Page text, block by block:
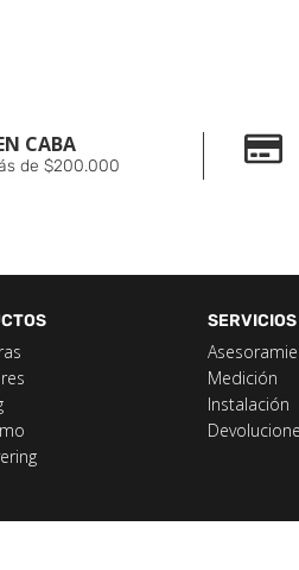
CABA
de $200.000
SERVICIOS
Medición
Instalación